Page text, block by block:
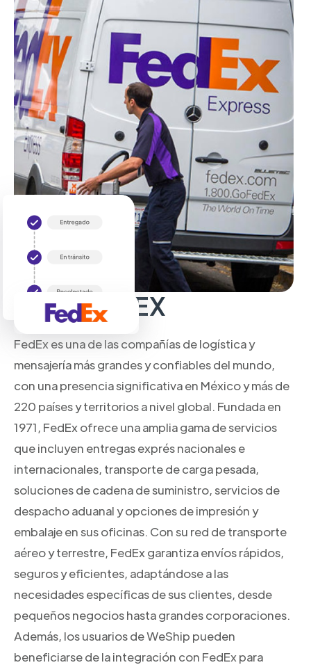
Sobre FedEX
FedEx es una de las compañías de logística y
mensajería más grandes y confiables del mundo,
con una presencia significativa en México y más de
220 países y territorios a nivel global. Fundada en
1971, FedEx ofrece una amplia gama de servicios
que incluyen entregas exprés nacionales e
internacionales, transporte de carga pesada,
soluciones de cadena de suministro, servicios de
despacho aduanal y opciones de impresión y
embalaje en sus oficinas. Con su red de transporte
aéreo y terrestre, FedEx garantiza envíos rápidos,
seguros y eficientes, adaptándose a las
necesidades específicas de sus clientes, desde
pequeños negocios hasta grandes corporaciones.
Además, los usuarios de WeShip pueden
beneficiarse de la integración con FedEx para